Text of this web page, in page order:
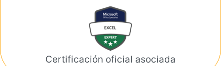
Certificación oficial asociada